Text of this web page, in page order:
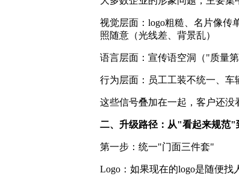
视觉层面：logo粗糙、名片像传
照随意（光线差、背景乱）
语言层面：宣传语空洞（"质量
行为层面：员工工装不统一、
这些信号叠加在一起，客户还没
二、升级路径：从"看起来规范
第一步：统一"门面三件套"
Logo：如果现在的logo是随便